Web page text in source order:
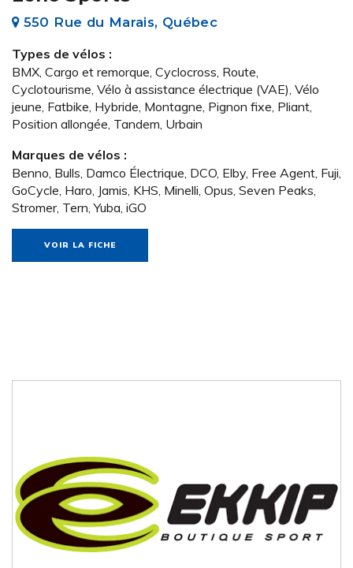
550 Rue du Marais, Québec
Types de vélos :
BMX, Cargo et remorque, Cyclocross, Route,
Cyclotourisme, Vélo à assistance électrique (VAE), Vélo
jeune, Fatbike, Hybride, Montagne, Pignon fixe, Pliant,
Position allongée, Tandem, Urbain
Marques de vélos :
Benno, Bulls, Damco Électrique, DCO, Elby, Free Agent, Fuji,
GoCycle, Haro, Jamis, KHS, Minelli, Opus, Seven Peaks,
Stromer, Tern, Yuba, iGO
VOIR LA FICHE